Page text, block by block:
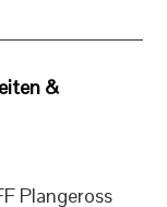
&
Plangeross